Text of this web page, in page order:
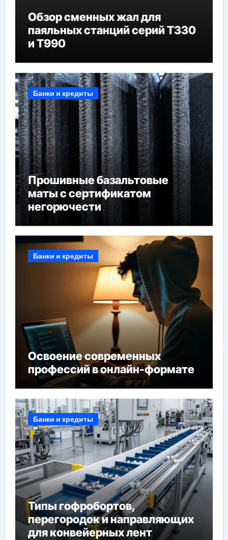
Обзор сменных жал для
паяльных станций серий T330
и T990
Банки и кредиты
Прошивные базальтовые
маты с сертификатом
негорючести
Банки и кредиты
Освоение современных
профессий в онлайн-формате
Банки и кредиты
Типы гофробортов,
перегородок и направляющих
для конвейерных лент